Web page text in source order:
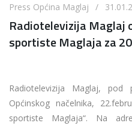
Press Općina Maglaj /
Radiotelevizija Maglaj
sportiste Maglaja za
Radiotelevizija Maglaj, pod
Općinskog načelnika,
sportiste Maglaja“. Na